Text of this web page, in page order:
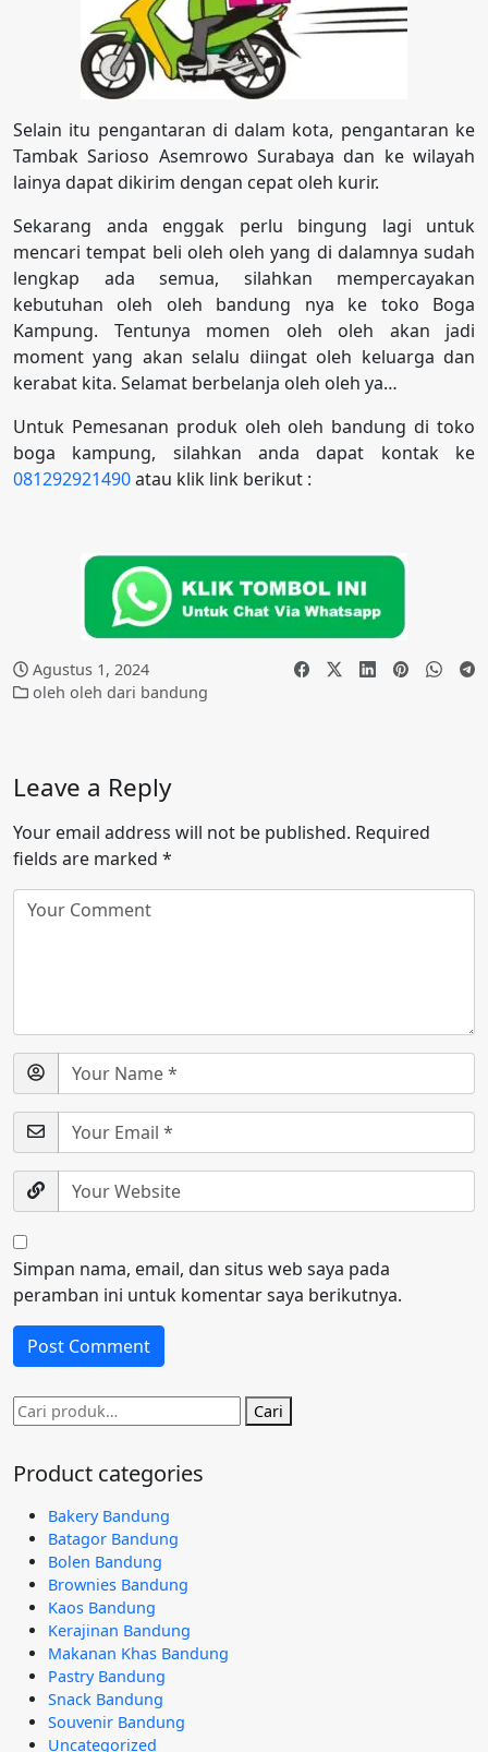
Selain itu pengantaran di dalam kota, pengantaran ke
Tambak Sarioso Asemrowo Surabaya dan ke wilayah
lainya dapat dikirim dengan cepat oleh kurir.
Sekarang anda enggak perlu bingung lagi untuk
mencari tempat beli oleh oleh yang di dalamnya sudah
lengkap ada semua, silahkan mempercayakan
kebutuhan oleh oleh bandung nya ke toko Boga
Kampung. Tentunya momen oleh oleh akan jadi
moment yang akan selalu diingat oleh keluarga dan
kerabat kita. Selamat berbelanja oleh oleh ya…
Untuk Pemesanan produk oleh oleh bandung di toko
boga kampung, silahkan anda dapat kontak ke
081292921490atau klik link berikut :
Agustus 1, 2024
oleh oleh dari bandung
Leave a Reply
Your email address will not be published. Required
fields are marked *
Simpan nama, email, dan situs web saya pada
peramban ini untuk komentar saya berikutnya.
Pencarian
untuk:
Cari
Product categories
Bakery Bandung
Batagor Bandung
Bolen Bandung
Brownies Bandung
Kaos Bandung
Kerajinan Bandung
Makanan Khas Bandung
Pastry Bandung
Snack Bandung
Souvenir Bandung
Uncategorized